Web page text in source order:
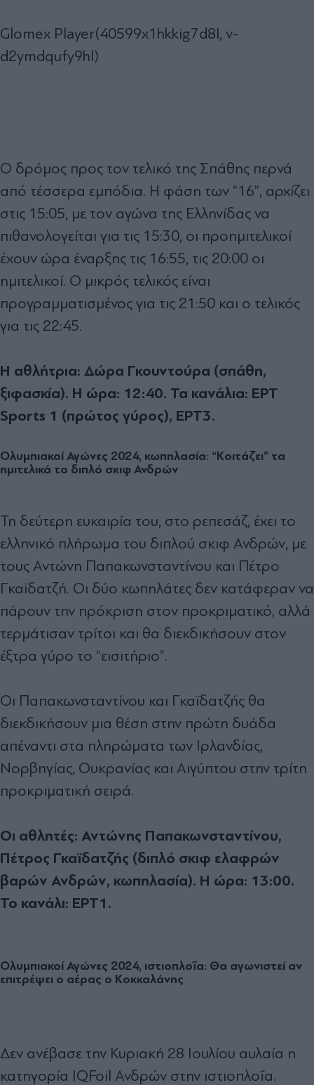
Glomex Player(40599x1hkkig7d8l, v-
d2ymdqufy9hl)
Ο δρόμος προς τον τελικό της Σπάθης περνά
από τέσσερα εμπόδια. Η φάση των “16”, αρχίζει
στις 15:05, με τον αγώνα της Ελληνίδας να
πιθανολογείται για τις 15:30, οι προημιτελικοί
έχουν ώρα έναρξης τις 16:55, τις 20:00 οι
ημιτελικοί. Ο μικρός τελικός είναι
προγραμματισμένος για τις 21:50 και ο τελικός
για τις 22:45.
Η αθλήτρια: Δώρα Γκουντούρα (σπάθη,
ξιφασκία). Η ώρα: 12:40. Τα κανάλια: ΕΡΤ
Sports 1 (πρώτος γύρος), ΕΡΤ3.
Ολυμπιακοί Αγώνες 2024, κωπηλασία: “Κοιτάζει” τα
ημιτελικά το διπλό σκιφ Ανδρών
Τη δεύτερη ευκαιρία του, στο ρεπεσάζ, έχει το
ελληνικό πλήρωμα του διπλού σκιφ Ανδρών, με
τους Αντώνη Παπακωνσταντίνου και Πέτρο
Γκαϊδατζή. Οι δύο κωπηλάτες δεν κατάφεραν να
πάρουν την πρόκριση στον προκριματικό, αλλά
τερμάτισαν τρίτοι και θα διεκδικήσουν στον
έξτρα γύρο το “εισιτήριο”.
Οι Παπακωνσταντίνου και Γκαϊδατζής θα
διεκδικήσουν μια θέση στην πρώτη δυάδα
απέναντι στα πληρώματα των Ιρλανδίας,
Νορβηγίας, Ουκρανίας και Αιγύπτου στην τρίτη
προκριματική σειρά.
Οι αθλητές: Αντώνης Παπακωνσταντίνου,
Πέτρος Γκαϊδατζής (διπλό σκιφ ελαφρών
βαρών Ανδρών, κωπηλασία). Η ώρα: 13:00.
Το κανάλι: ΕΡΤ1.
Ολυμπιακοί Αγώνες 2024, ιστιοπλοΐα: Θα αγωνιστεί αν
επιτρέψει ο αέρας ο Κοκκαλάνης
Δεν ανέβασε την Κυριακή 28 Ιουλίου αυλαία η
κατηγορία IQFoil Ανδρών στην ιστιοπλοΐα.